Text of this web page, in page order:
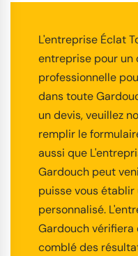
L'entreprise Éclat
entreprise pour un
professionnelle
dans toute
un devis, veuillez
remplir le
aussi que
Gardouch peut
puisse vous
personnalisé.
Gardouch vérifiera
comblé des